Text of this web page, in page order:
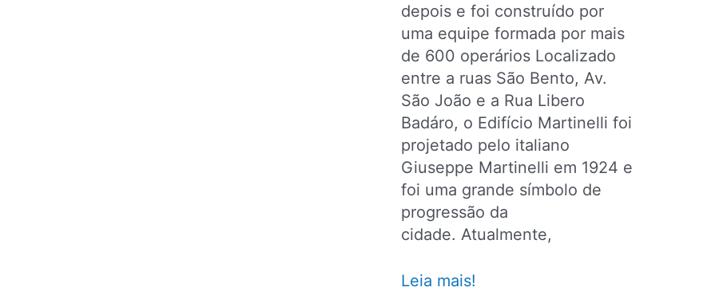
depois e foi construído por
uma equipe formada por mais
de 600 operários Localizado
entre a ruas São Bento, Av.
São João e a Rua Libero
Badáro, o Edifício Martinelli foi
projetado pelo italiano
Giuseppe Martinelli em 1924 e
foi uma grande símbolo de
progressão da
cidade. Atualmente,
Visita
Leia mais!